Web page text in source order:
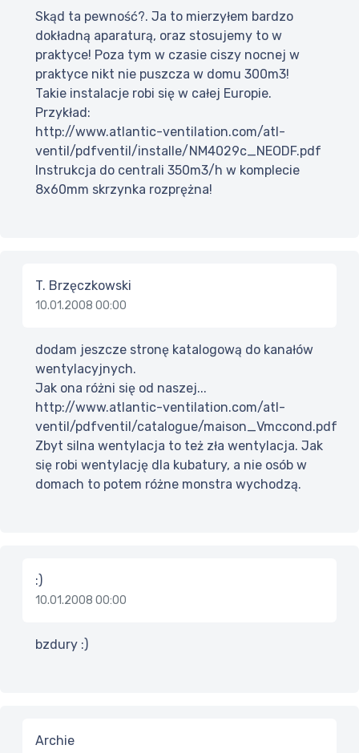
Skąd ta pewność?. Ja to mierzyłem bardzo
dokładną aparaturą, oraz stosujemy to w
praktyce! Poza tym w czasie ciszy nocnej w
praktyce nikt nie puszcza w domu 300m3!
Takie instalacje robi się w całej Europie.
Przykład:
http://www.atlantic-ventilation.com/atl-
ventil/pdfventil/installe/NM4029c_NEODF.pdf
Instrukcja do centrali 350m3/h w komplecie
8x60mm skrzynka rozprężna!
T. Brzęczkowski
10.01.2008 00:00
dodam jeszcze stronę katalogową do kanałów
wentylacyjnych.
Jak ona różni się od naszej...
http://www.atlantic-ventilation.com/atl-
ventil/pdfventil/catalogue/maison_Vmccond.pdf
Zbyt silna wentylacja to też zła wentylacja. Jak
się robi wentylację dla kubatury, a nie osób w
domach to potem różne monstra wychodzą.
:)
10.01.2008 00:00
bzdury :)
Archie